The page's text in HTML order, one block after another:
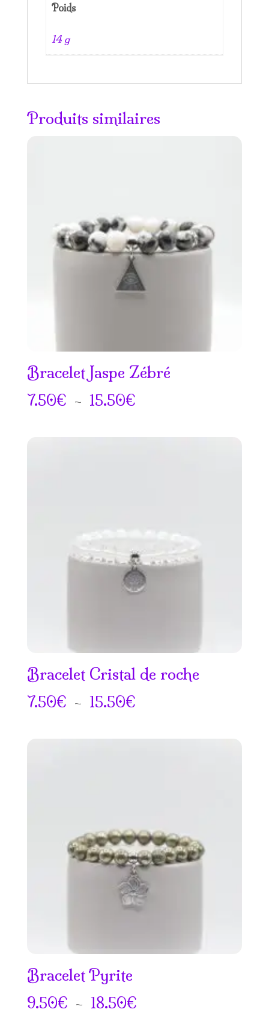
Poids
14 g
Produits similaires
Bracelet Jaspe Zébré
7.50€ – 15.50€Plage
Bracelet Cristal de roche
7.50€ – 15.50€Plage
Bracelet Pyrite
9.50€ – 18.50€Plage